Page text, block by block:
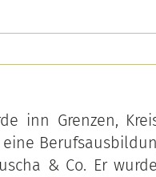
inn Grenzen,
& Co. Er